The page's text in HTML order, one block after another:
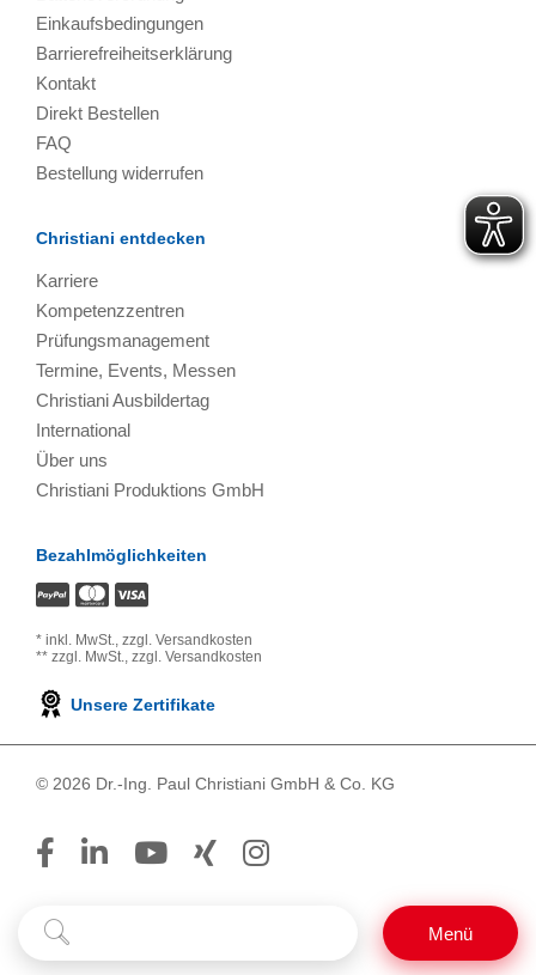
Menü
Einkaufsbedingungen
Barrierefreiheitserklärung
Kontakt
Direkt Bestellen
FAQ
Bestellung widerrufen
Christiani entdecken
Karriere
Kompetenzzentren
Prüfungsmanagement
Termine, Events, Messen
Christiani Ausbildertag
International
Über uns
Christiani Produktions GmbH
Bezahlmöglichkeiten
* inkl. MwSt., zzgl. Versandkosten
** zzgl. MwSt., zzgl. Versandkosten
Unsere Zertifikate
© 2026 Dr.-Ing. Paul Christiani GmbH & Co. KG